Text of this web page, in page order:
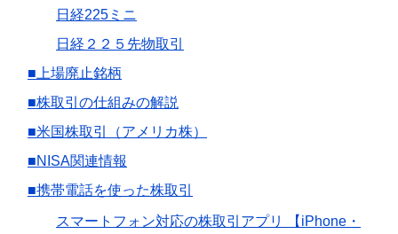
日経225ミニ
日経２２５先物取引
■上場廃止銘柄
■株取引の仕組みの解説
■米国株取引（アメリカ株）
■NISA関連情報
■携帯電話を使った株取引
スマートフォン対応の株取引アプリ 【iPhone・